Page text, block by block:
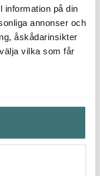
information på din
annonser och
åskådarinsikter
vilka som får
plats som
flera meter
skanna den för
uppgifter
cobalt coup
Blå